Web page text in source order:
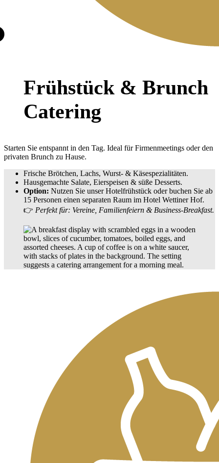
Frühstück & Brunch
Catering
Starten Sie entspannt in den Tag. Ideal für Firmenmeetings oder den
privaten Brunch zu Hause.
Frische Brötchen, Lachs, Wurst- & Käsespezialitäten.
Hausgemachte Salate, Eierspeisen & süße Desserts.
Option: Nutzen Sie unser Hotelfrühstück oder buchen Sie ab
15 Personen einen separaten Raum im Hotel Wettiner Hof.
👉 Perfekt für: Vereine, Familienfeiern & Business-Breakfast.